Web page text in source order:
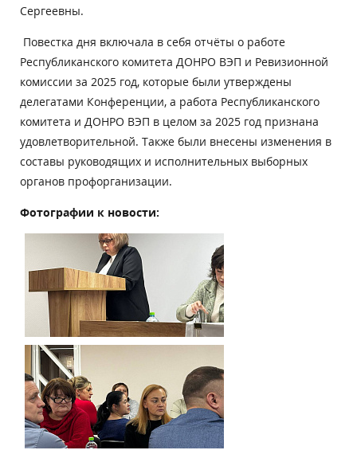
Сергеевны.
Повестка дня включала в себя отчёты о работе
Республиканского комитета ДОНРО ВЭП и Ревизионной
комиссии за 2025 год, которые были утверждены
делегатами Конференции, а работа Республиканского
комитета и ДОНРО ВЭП в целом за 2025 год признана
удовлетворительной. Также были внесены изменения в
составы руководящих и исполнительных выборных
органов профорганизации.
Фотографии к новости: